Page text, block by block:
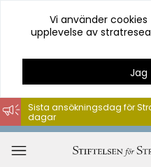
Hoppa
till
innehåll
Vi använder
upplevelse av
Jag
Sista ansökningsdag för
dagar